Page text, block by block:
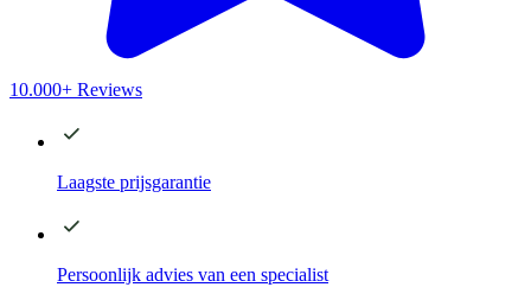
10.000+ Reviews
Laagste prijsgarantie
Persoonlijk advies van een specialist